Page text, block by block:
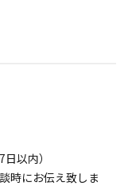
以内）
時にお伝え致しま